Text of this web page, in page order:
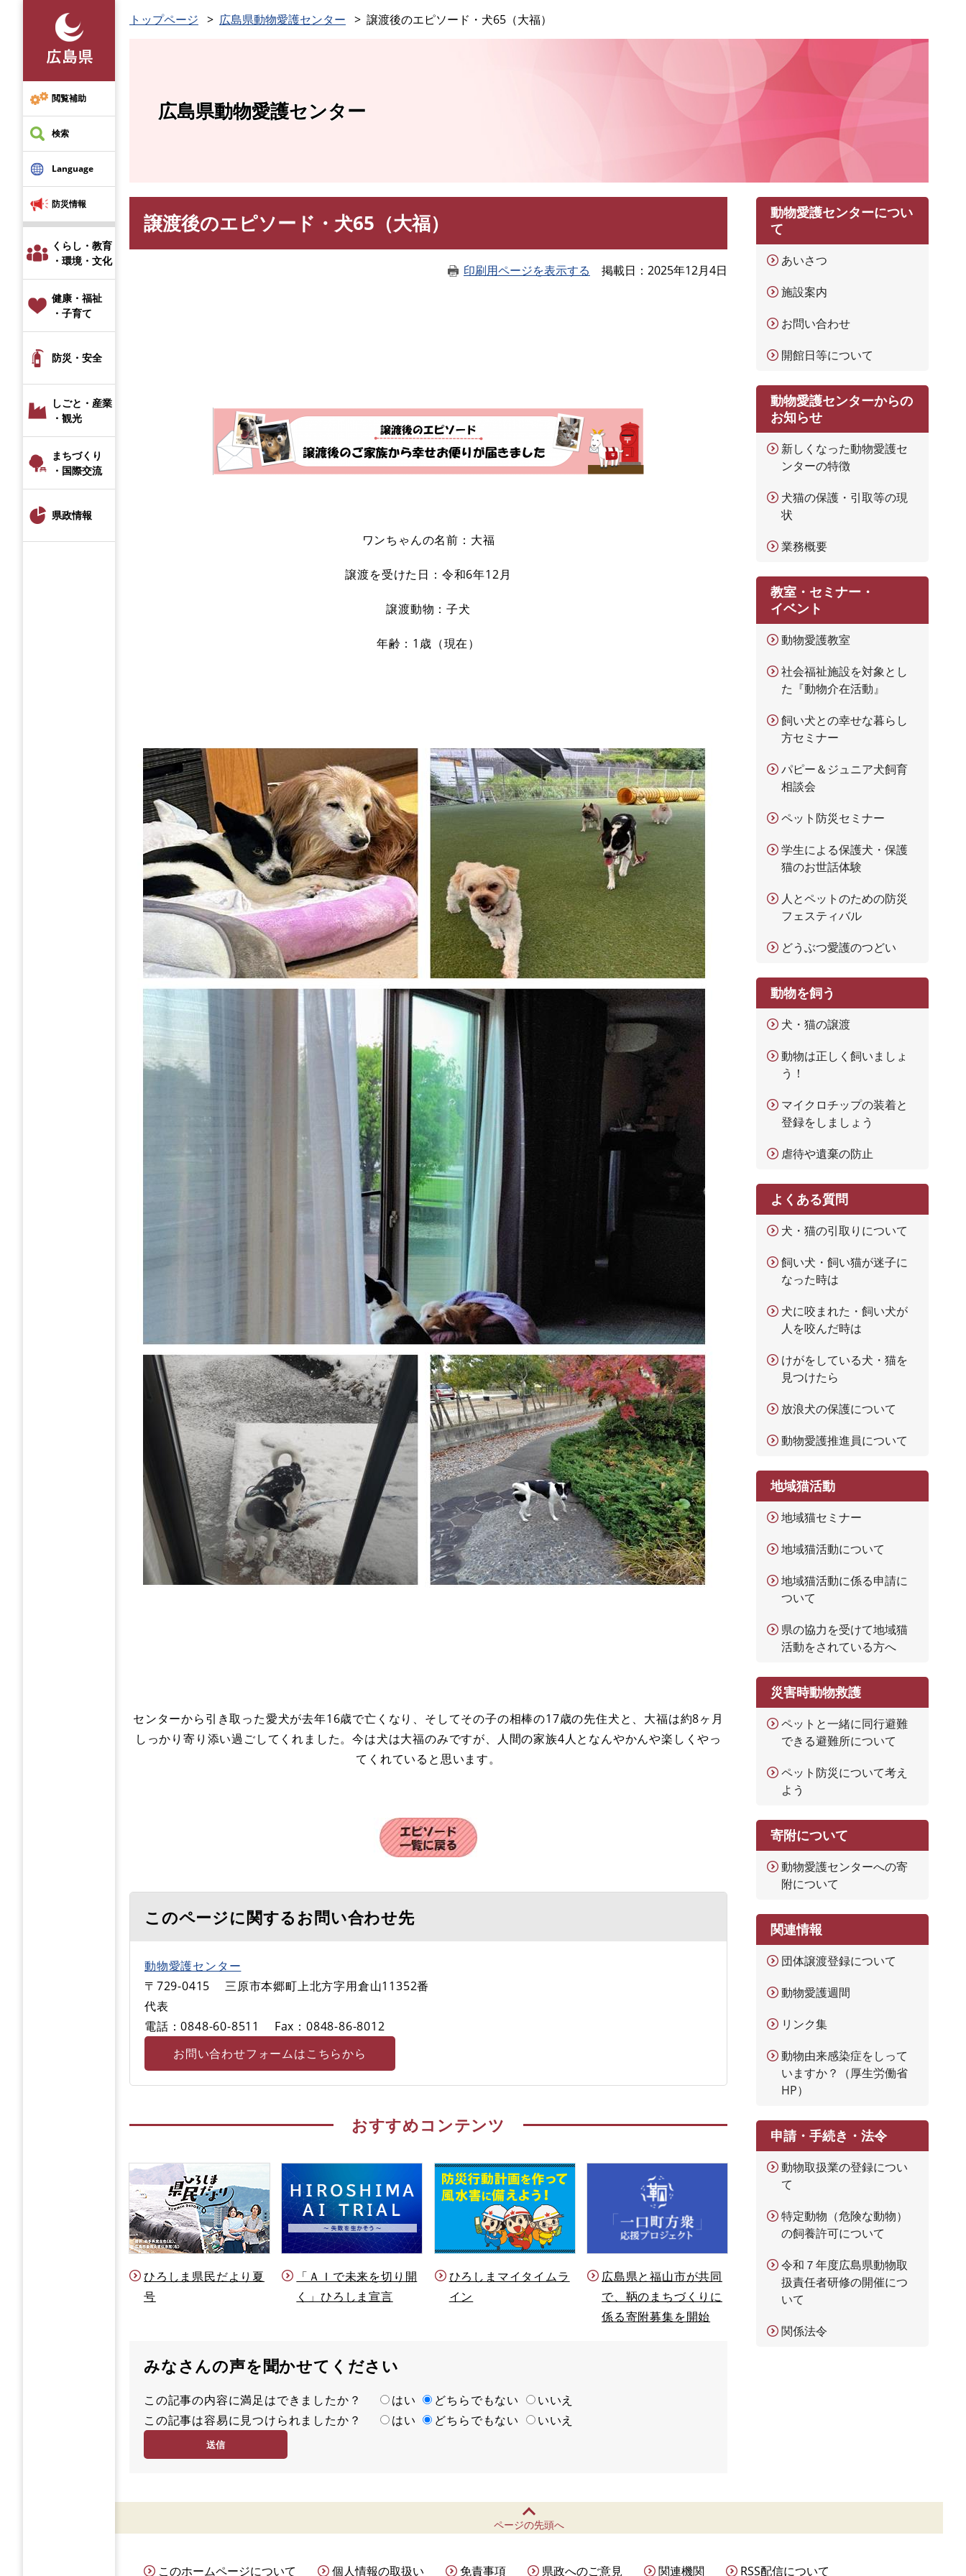
先
頭
で
す
閲覧補助
検索
Language
防災情報
くらし・教育
・環境・文化
健康・福祉
・子育て
防災・安全
しごと・産業
・観光
まちづくり
・国際交流
県政情報
トップページ 広島県動物愛護センター 譲渡後のエピソード・犬65（大福）
広島県動物愛護センター
譲渡後のエピソード・犬65（大福）
印刷用ページを表示する 掲載日 2025年12月4日
ワンちゃんの名前：大福
譲渡を受けた日：令和6年12月
譲渡動物：子犬
年齢：1歳（現在）
​センターから引き取った愛犬が去年16歳で亡くなり、そしてその子の相棒の17歳の先住犬と、大福は約8ヶ月
しっかり寄り添い過ごしてくれました。今は犬は大福のみですが、人間の家族4人となんやかんや楽しくやっ
てくれていると思います。
このページに関するお問い合わせ先
動物愛護センター
〒729-0415
三原市本郷町上北方字用倉山11352番
代表
電話：0848-60-8511
Fax：0848-86-8012
お問い合わせフォームはこちらから
おすすめコンテンツ
ひろしま県民だより夏
号
「ＡＩで未来を切り開
く」ひろしま宣言
ひろしまマイタイムラ
イン
広島県と福山市が共同
で、鞆のまちづくりに
係る寄附募集を開始
みなさんの声を聞かせてください
満
足
この記事の内容に満足はできましたか？ はい どちらでもない
いいえ
容
度
この記事は容易に見つけられましたか？ はい どちらでもない いいえ
動物愛護センターについ
て
あいさつ
施設案内
お問い合わせ
開館日等について
動物愛護センターからの
お知らせ
新しくなった動物愛護セ
ンターの特徴
犬猫の保護・引取等の現
状
業務概要
教室・セミナー・
イベント
動物愛護教室
社会福祉施設を対象とし
た『動物介在活動』
飼い犬との幸せな暮らし
方セミナー
パピー＆ジュニア犬飼育
相談会
ペット防災セミナー
学生による保護犬・保護
猫のお世話体験
人とペットのための防災
フェスティバル
どうぶつ愛護のつどい
動物を飼う
犬・猫の譲渡
動物は正しく飼いましょ
う！
マイクロチップの装着と
登録をしましょう
虐待や遺棄の防止
よくある質問
犬・猫の引取りについて
飼い犬・飼い猫が迷子に
なった時は
犬に咬まれた・飼い犬が
人を咬んだ時は
けがをしている犬・猫を
見つけたら
放浪犬の保護について
動物愛護推進員について
地域猫活動
地域猫セミナー
地域猫活動について
地域猫活動に係る申請に
ついて
県の協力を受けて地域猫
活動をされている方へ
災害時動物救護
ペットと一緒に同行避難
できる避難所について
ペット防災について考え
よう
寄附について
動物愛護センターへの寄
附について
関連情報
団体譲渡登録について
動物愛護週間
リンク集
動物由来感染症をしって
いますか？（厚生労働省
HP）
申請・手続き・法令
動物取扱業の登録につい
て
特定動物（危険な動物）
の飼養許可について
令和７年度広島県動物取
扱責任者研修の開催につ
いて
関係法令
ページの先頭へ
このホームページについて 個人情報の取扱い 免責事項 県政へのご意見 関連機関 RSS配信について